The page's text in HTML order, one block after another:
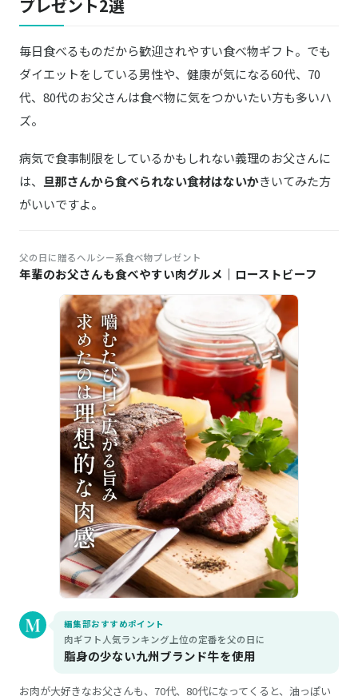
プレゼント2選
毎日食べるものだから歓迎されやすい食べ物ギフト。でも
ダイエットをしている男性や、健康が気になる60代、70
代、80代のお父さんは食べ物に気をつかいたい方も多いハ
ズ。
病気で食事制限をしているかもしれない義理のお父さんに
は、 旦那さんから食べられない食材はないかきいてみた方
がいいですよ。
父の日に贈るヘルシー系食べ物プレゼント
年輩のお父さんも食べやすい肉グルメ｜ローストビーフ
編集部おすすめポイント
肉ギフト人気ランキング上位の定番を父の日に
脂身の少ない九州ブランド牛を使用
お肉が大好きなお父さんも、70代、80代になってくると、油っぽい